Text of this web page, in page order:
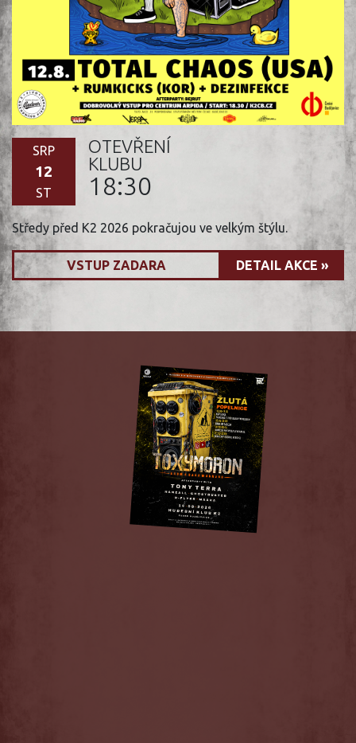
SRP
12
ST
OTEVŘENÍ
KLUBU
18:30
Středy před K2 2026 pokračujou ve velkým štýlu.
VSTUP ZADARA DETAIL AKCE »